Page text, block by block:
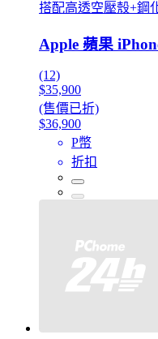
搭配高透空壓殼+鋼
Apple 蘋果
(12)
$35,900
(售價已折)
$36,900
P幣
折扣